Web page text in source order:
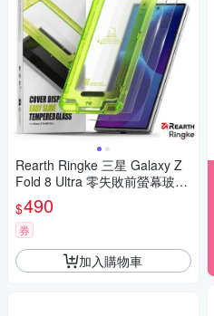
Rearth Ringke 三星 Galaxy Z
Fold 8 Ultra 零失敗前螢幕玻璃
保護貼(2片裝)
$490
券
加入購物車